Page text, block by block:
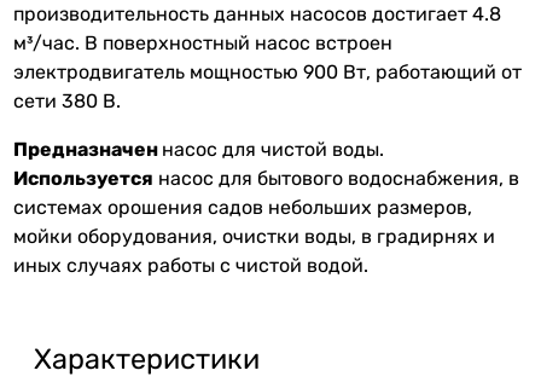
производительность данных насосов достигает 4.8
м³/час. В поверхностный насос встроен
электродвигатель мощностью 900 Вт, работающий от
сети 380 В.
Предназначен насос для чистой воды.
Используется насос для бытового водоснабжения, в
системах орошения садов небольших размеров,
мойки оборудования, очистки воды, в градирнях и
иных случаях работы с чистой водой.
Характеристики